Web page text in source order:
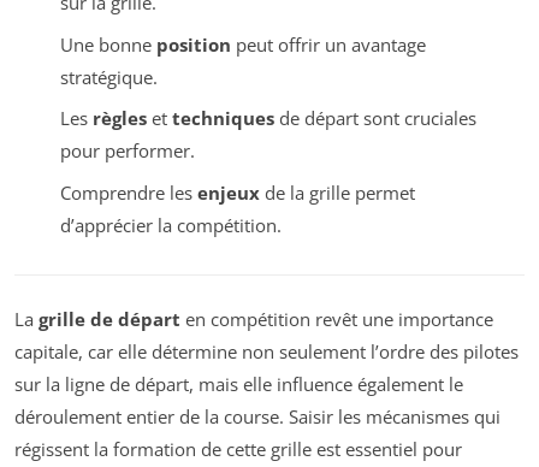
Une bonne position peut offrir un avantage
stratégique.
Les règleset techniquesde départ sont cruciales
pour performer.
Comprendre les enjeuxde la grille permet
d’apprécier la compétition.
La grille de départ en compétition revêt une importance
capitale, car elle détermine non seulement l’ordre des pilotes
sur la ligne de départ, mais elle influence également le
déroulement entier de la course. Saisir les mécanismes qui
régissent la formation de cette grille est essentiel pour